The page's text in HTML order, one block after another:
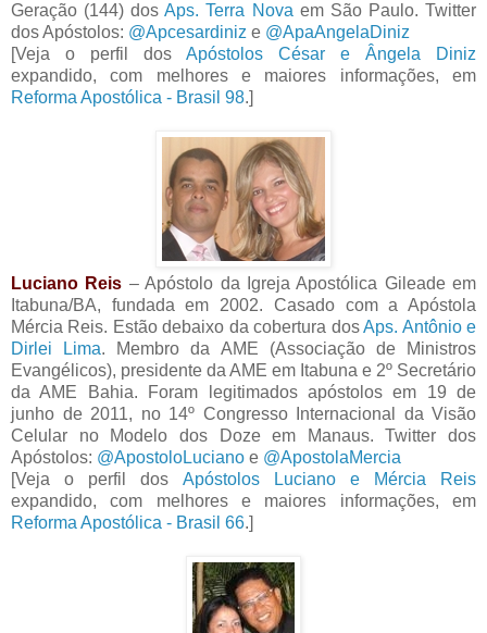
Geração (144) dosAps. Terra Nova em São Paulo. Twitter
dos Apóstolos: @Apcesardiniz e @ApaAngelaDiniz
[Veja o perfil dos Apóstolos César e Ângela Diniz
expandido, com melhores e maiores informações, em
Reforma Apostólica - Brasil 98.]
Luciano Reis – Apóstolo da Igreja Apostólica Gileade em
Itabuna/BA, fundada em 2002. Casado com a Apóstola
Mércia Reis. Estão debaixo da cobertura dosAps. Antônio e
Dirlei Lima. Membro da AME (Associação de Ministros
Evangélicos), presidente da AME em Itabuna e 2º Secretário
da AME Bahia. Foram legitimados apóstolos em 19 de
junho de 2011, no 14º Congresso Internacional da Visão
Celular no Modelo dos Doze em Manaus. Twitter dos
Apóstolos: @ApostoloLuciano e @ApostolaMercia
[Veja o perfil dos Apóstolos Luciano e Mércia Reis
expandido, com melhores e maiores informações, em
Reforma Apostólica - Brasil 66.]